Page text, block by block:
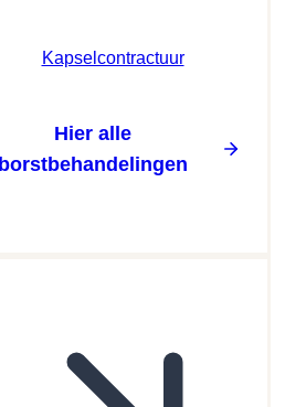
Kapselcontractuur
Hier alle
borstbehandelingen